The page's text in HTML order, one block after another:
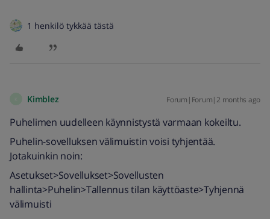
1 henkilö tykkää tästä
Kimblez Forum|Forum|2 months ago
Puhelimen uudelleen käynnistystä varmaan kokeiltu.
Puhelin-sovelluksen välimuistin voisi tyhjentää.
Jotakuinkin noin:
Asetukset>Sovellukset>Sovellusten
hallinta>Puhelin>Tallennus tilan käyttöaste>Tyhjennä
välimuisti